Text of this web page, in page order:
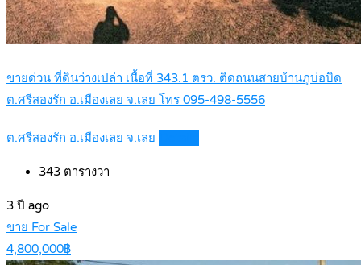
ขายด่วน ที่ดินว่างเปล่า เนื้อที่ 343.1 ตรว. ติดถนนสายบ้านภูบ่อบิด
ต.ศรีสองรัก อ.เมืองเลย จ.เลย โทร 095-498-5556
ต.ศรีสองรัก อ.เมืองเลย จ.เลย
343 ตารางวา
3 ปี ago
ขาย For Sale
4,800,000฿